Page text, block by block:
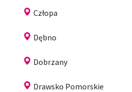
Człopa
Dębno
Dobrzany
Drawsko Pomorskie